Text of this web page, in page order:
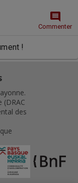
comment
Commenter
!
des